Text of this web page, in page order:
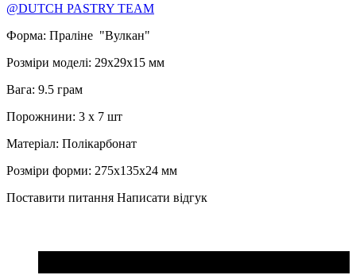
@DUTCH PASTRY TEAM
Форма: Праліне "Вулкан"
Розміри моделі: 29x29x15 мм
Вага: 9.5 грам
Порожнини: 3 x 7 шт
Матеріал: Полікарбонат
Розміри форми: 275x135x24 мм
Поставити питання Написати відгук